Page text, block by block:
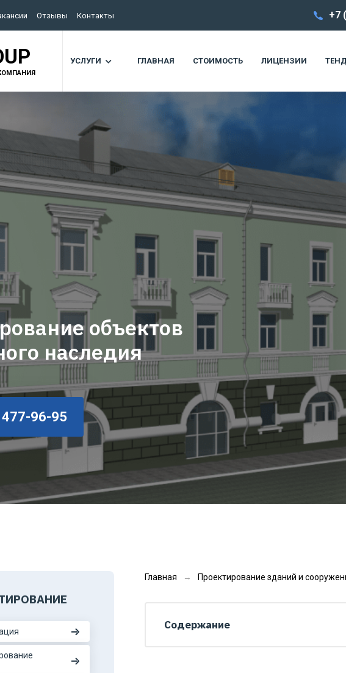
Отзывы Контакты +7
УСЛУГИ ГЛАВНАЯ СТОИМОСТЬ ЛИЦЕНЗИИ
объектов
наследия
96-95
Главная Проектирование зданий и
Содержание